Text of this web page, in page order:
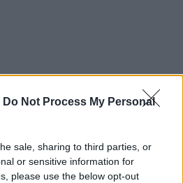
Do Not Process My Personal
sale, sharing to third parties, or
or sensitive information for
please use the below opt-out
troverà
costruita sul dialogo e
si intreccia con le tracce più
per vivere la musica